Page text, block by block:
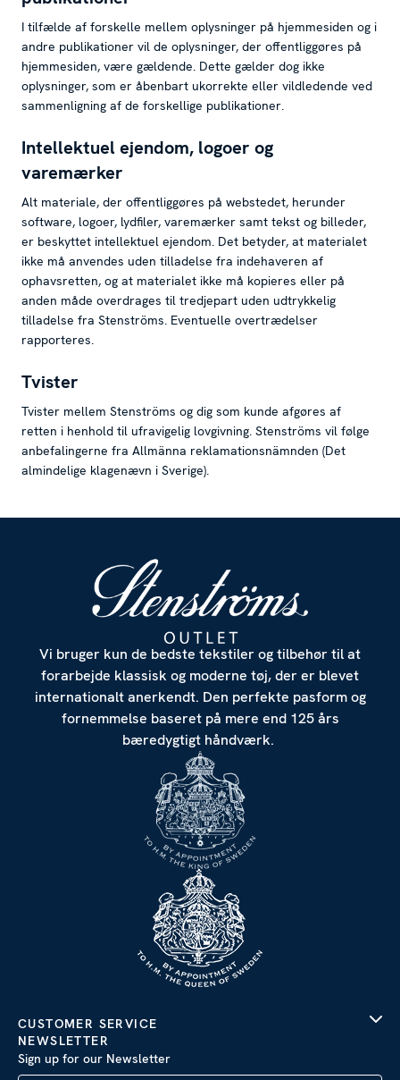
I tilfælde af forskelle mellem oplysninger på hjemmesiden og i
andre publikationer vil de oplysninger, der offentliggøres på
hjemmesiden, være gældende. Dette gælder dog ikke
oplysninger, som er åbenbart ukorrekte eller vildledende ved
sammenligning af de forskellige publikationer.
Intellektuel ejendom, logoer og
varemærker
Alt materiale, der offentliggøres på webstedet, herunder
software, logoer, lydfiler, varemærker samt tekst og billeder,
er beskyttet intellektuel ejendom. Det betyder, at materialet
ikke må anvendes uden tilladelse fra indehaveren af
ophavsretten, og at materialet ikke må kopieres eller på
anden måde overdrages til tredjepart uden udtrykkelig
tilladelse fra Stenströms. Eventuelle overtrædelser
rapporteres.
Tvister
Tvister mellem Stenströms og dig som kunde afgøres af
retten i henhold til ufravigelig lovgivning. Stenströms vil følge
anbefalingerne fra Allmänna reklamationsnämnden (Det
almindelige klagenævn i Sverige).
Vi bruger kun de bedste tekstiler og tilbehør til at
forarbejde klassisk og moderne tøj, der er blevet
internationalt anerkendt. Den perfekte pasform og
fornemmelse baseret på mere end 125 års
bæredygtigt håndværk.
CUSTOMER SERVICE
NEWSLETTER
Sign up for our Newsletter